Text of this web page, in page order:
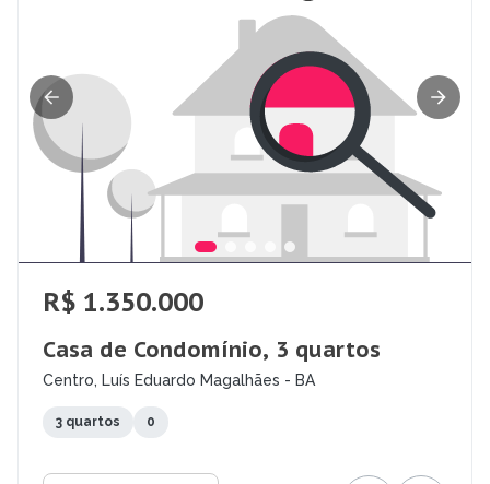
R$ 1.350.000
Casa de Condomínio, 3 quartos
Centro, Luís Eduardo Magalhães - BA
3 quartos 0